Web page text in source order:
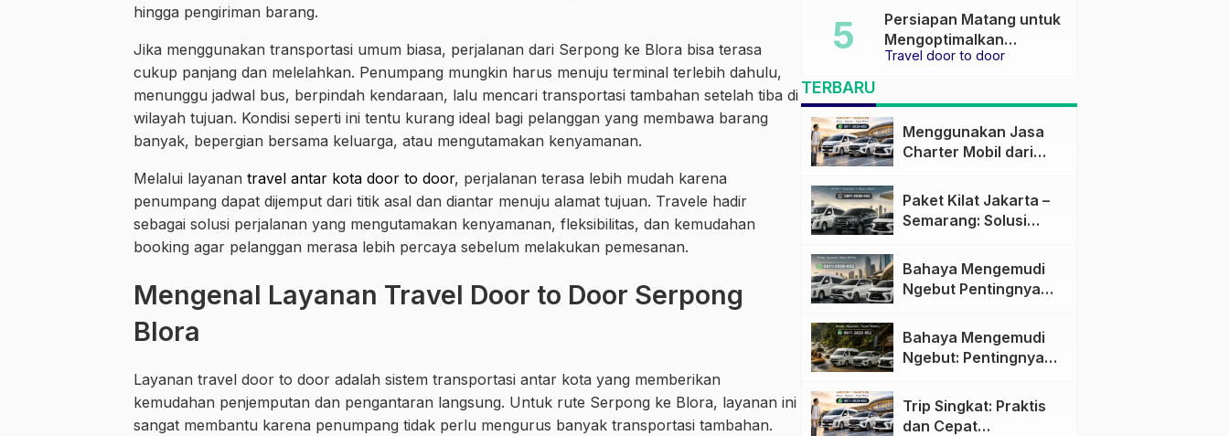
hingga pengiriman barang.
Jika menggunakan transportasi umum biasa, perjalanan dari Serpong ke Blora bisa terasa
cukup panjang dan melelahkan. Penumpang mungkin harus menuju terminal terlebih dahulu,
menunggu jadwal bus, berpindah kendaraan, lalu mencari transportasi tambahan setelah tiba di
wilayah tujuan. Kondisi seperti ini tentu kurang ideal bagi pelanggan yang membawa barang
banyak, bepergian bersama keluarga, atau mengutamakan kenyamanan.
Melalui layanan travel antar kota door to door, perjalanan terasa lebih mudah karena
penumpang dapat dijemput dari titik asal dan diantar menuju alamat tujuan. Travele hadir
sebagai solusi perjalanan yang mengutamakan kenyamanan, fleksibilitas, dan kemudahan
booking agar pelanggan merasa lebih percaya sebelum melakukan pemesanan.
Mengenal Layanan Travel Door to Door Serpong
Blora
Layanan travel door to door adalah sistem transportasi antar kota yang memberikan
kemudahan penjemputan dan pengantaran langsung. Untuk rute Serpong ke Blora, layanan ini
sangat membantu karena penumpang tidak perlu mengurus banyak transportasi tambahan.
Travel door to door
Persiapan Matang untuk
Mengoptimalkan
Pengalaman Travel
TERBARU
Menggunakan Jasa
Charter Mobil dari
Nyaman dan Fleksibel
Paket Kilat Jakarta –
Semarang: Solusi
Efisien
Bahaya Mengemudi
Ngebut Pentingnya
raya
Bahaya Mengemudi
Ngebut: Pentingnya
Trip Singkat: Praktis
dan Cepat